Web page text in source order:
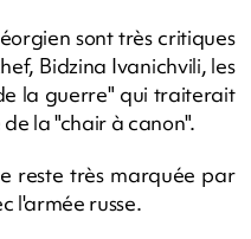
sont très critiques
Bidzina Ivanichvili, les
la guerre" qui traiterait
la "chair à canon".
reste très marquée par
l'armée russe.